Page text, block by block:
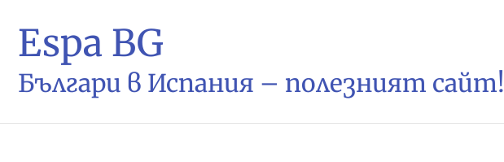
Espa BG
Българи в Испания – полезният сайт!